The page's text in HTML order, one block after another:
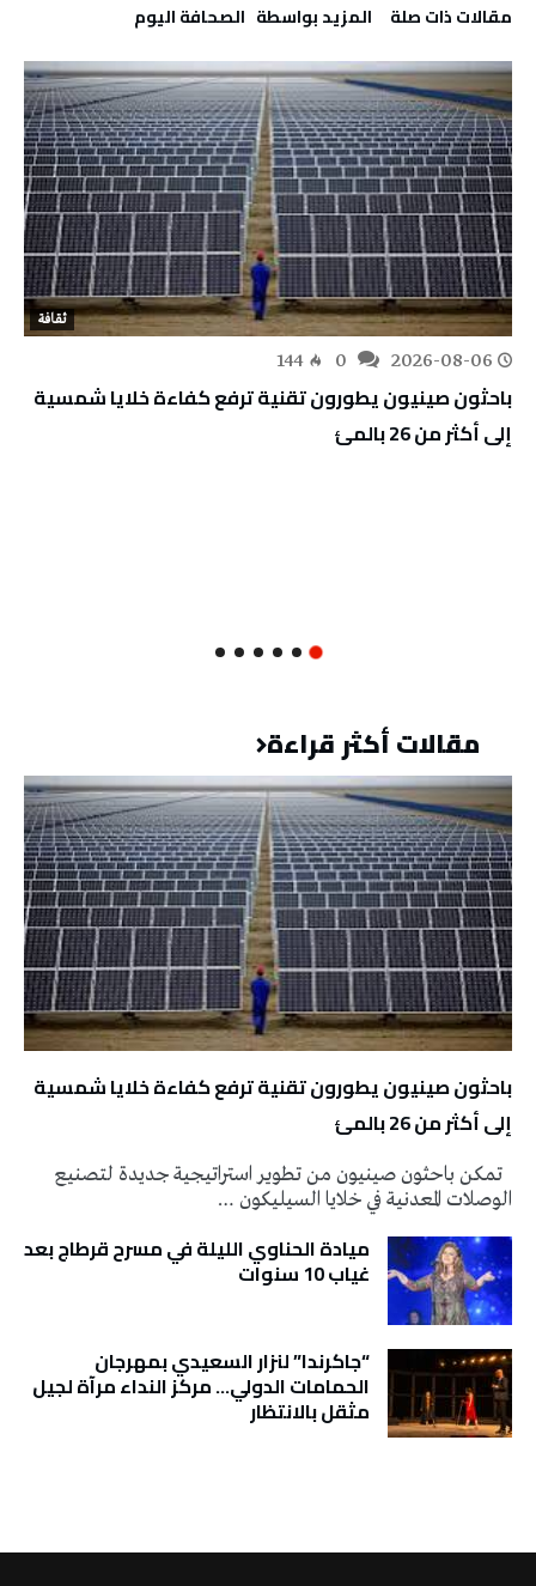
‫مقالات ذات صلة‬ ‫‫المزيد بواسطة‬ ‬ ‭ ‬الصحافة‭ ‬اليوم
ثقافة
2026-08-06
144
باحثون صينيون يطورون تقنية ترفع كفاءة خلايا شمسية
إلى أكثر من 26 بالمئ
مقالات أكثر قراءة
باحثون صينيون يطورون تقنية ترفع كفاءة خلايا شمسية
إلى أكثر من 26 بالمئ
تمكن باحثون صينيون من تطوير استراتيجية جديدة لتصنيع
الوصلات المعدنية في خلايا السيليكون …
ميادة الحناوي الليلة في مسرح قرطاج بعد
غياب 10 سنوات
“جاكرندا” لنزار السعيدي بمهرجان
الحمامات الدولي… مركز النداء مرآة لجيل
مثقل بالانتظار